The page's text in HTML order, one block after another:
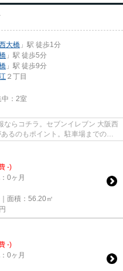
大橋 」駅 徒歩1分
」駅 徒歩5分
」駅 徒歩9分
２丁目
： 2室
ならコチラ。セブンイレブン 大阪西
るのもポイント。駐車場までの距
-)
0ヶ月
面積：56.20㎡
-)
0ヶ月